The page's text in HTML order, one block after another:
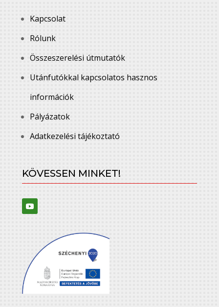
Kapcsolat
Rólunk
Összeszerelési útmutatók
Utánfutókkal kapcsolatos hasznos
információk
Pályázatok
Adatkezelési tájékoztató
KÖVESSEN MINKET!